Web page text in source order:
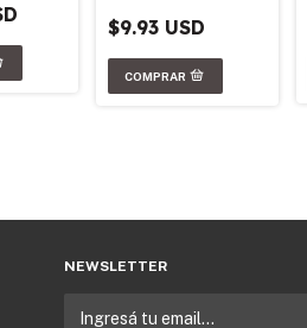
$9.93 USD
NEWSLETTER